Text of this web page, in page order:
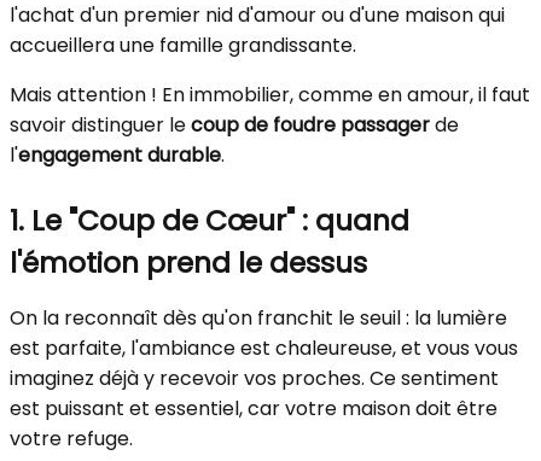
l'achat d'un premier nid d'amour ou d'une maison qui
accueillera une famille grandissante.
Mais attention ! En immobilier, comme en amour, il faut
savoir distinguer lecoup de foudre passagerde
l'engagement durable.
1. Le "Coup de Cœur" : quand
l'émotion prend le dessus
On la reconnaît dès qu'on franchit le seuil : la lumière
est parfaite, l'ambiance est chaleureuse, et vous vous
imaginez déjà y recevoir vos proches. Ce sentiment
est puissant et essentiel, car votre maison doit être
votre refuge.